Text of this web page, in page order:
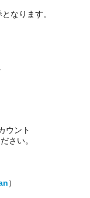
なります。
ウント
さい。
）